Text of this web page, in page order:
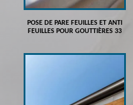
POSE DE PARE FEUILLES ET ANTI
FEUILLES POUR GOUTTIÈRES 33